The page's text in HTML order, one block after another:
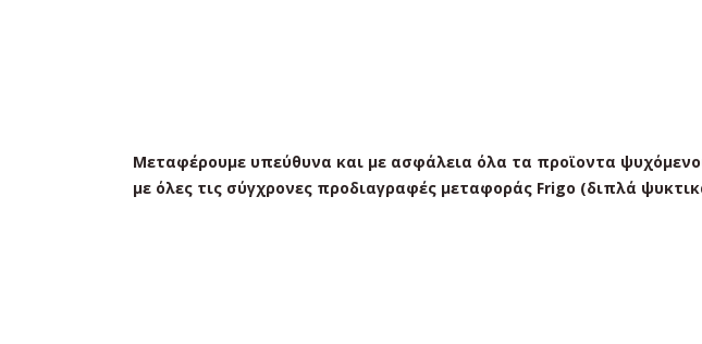
Μεταφέρουμε υπεύθυνα και με ασφάλεια όλα τα προϊοντα
με όλες τις σύγχρονες προδιαγραφές μεταφοράς Frigo (διπλά